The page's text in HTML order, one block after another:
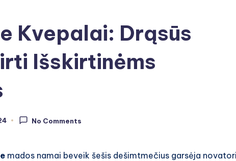
Kvepalai: Drąsūs
Išskirtinėms
No Comments
mados namai beveik šešis dešimtmečius garsėja